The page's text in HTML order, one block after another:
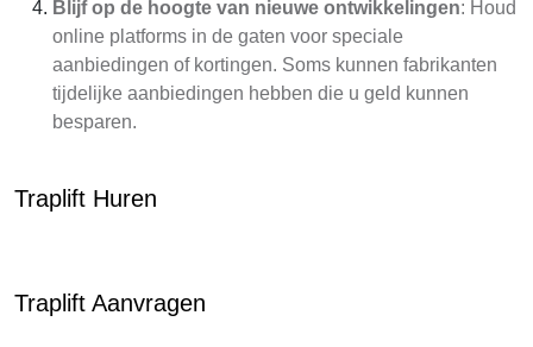
Blijf op de hoogte van nieuwe ontwikkelingen: Houd
online platforms in de gaten voor speciale
aanbiedingen of kortingen. Soms kunnen fabrikanten
tijdelijke aanbiedingen hebben die u geld kunnen
besparen.
Traplift Huren
Traplift Aanvragen